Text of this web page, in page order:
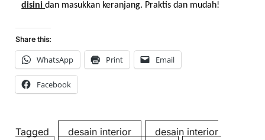
disini dan masukkan keranjang. Praktis dan mudah!
Share this:
WhatsApp Print Email
Facebook
Tagged desain interior
desain interior